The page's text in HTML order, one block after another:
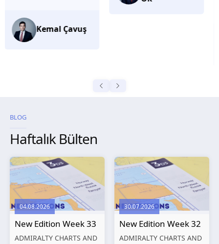
BLOG
Haftalık Bülten
04.08.2026
New Edition Week 33
ADMIRALTY CHARTS AND
30.07.2026
New Edition Week 32
ADMIRALTY CHARTS AND